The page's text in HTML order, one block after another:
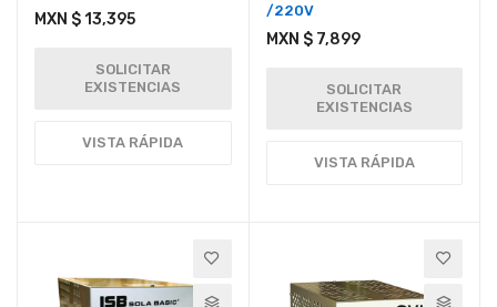
MXN $ 13,395
SOLICITAR
EXISTENCIAS
VISTA RÁPIDA
/220V
MXN $ 7,899
SOLICITAR
EXISTENCIAS
VISTA RÁPIDA